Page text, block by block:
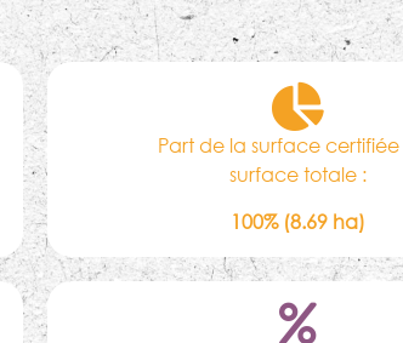
Part de la surface
surface totale :
100% (8.69 ha)